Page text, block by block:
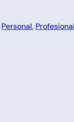
Personal, Profesional